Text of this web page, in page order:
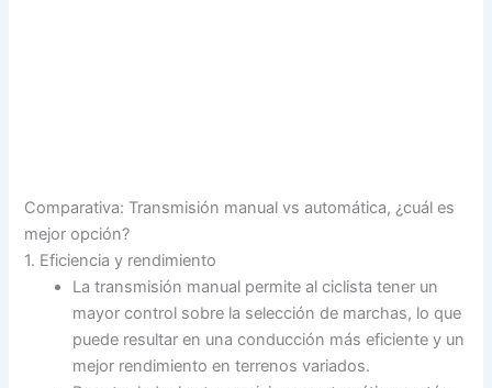
Comparativa: Transmisión manual vs automática, ¿cuál es
mejor opción?
1. Eficiencia y rendimiento
La transmisión manual permite al ciclista tener un
mayor control sobre la selección de marchas, lo que
puede resultar en una conducción más eficiente y un
mejor rendimiento en terrenos variados.